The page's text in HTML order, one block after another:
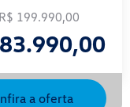
199.990,00
a oferta